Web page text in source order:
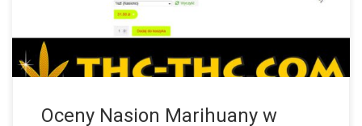
Oceny Nasion Marihuany w